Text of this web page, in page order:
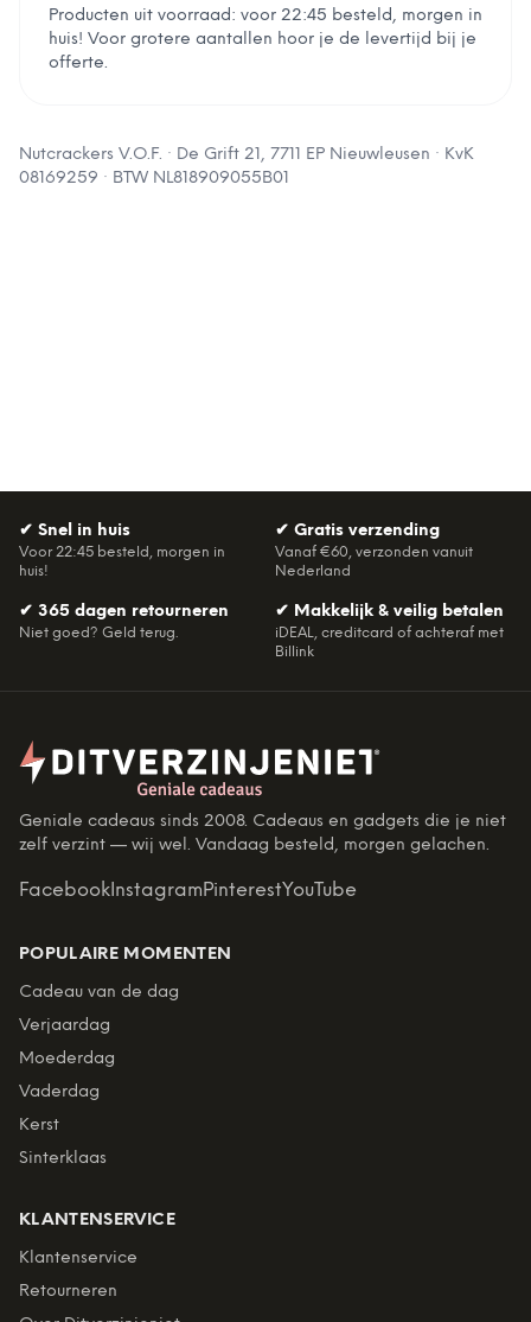
Producten uit voorraad: voor 22:45 besteld, morgen in
huis! Voor grotere aantallen hoor je de levertijd bij je
offerte.
Nutcrackers V.O.F. · De Grift 21, 7711 EP Nieuwleusen · KvK
08169259 · BTW NL818909055B01
✔ Snel in huis
Voor 22:45 besteld, morgen in
huis!
✔ Gratis verzending
Vanaf €60, verzonden vanuit
Nederland
✔ 365 dagen retourneren
Niet goed? Geld terug.
✔ Makkelijk & veilig betalen
iDEAL, creditcard of achteraf met
Billink
Geniale cadeaus sinds 2008. Cadeaus en gadgets die je niet
zelf verzint — wij wel. Vandaag besteld, morgen gelachen.
Facebook InstagramPinterestYouTube
POPULAIRE MOMENTEN
Cadeau van de dag
Verjaardag
Moederdag
Vaderdag
Kerst
Sinterklaas
KLANTENSERVICE
Klantenservice
Retourneren